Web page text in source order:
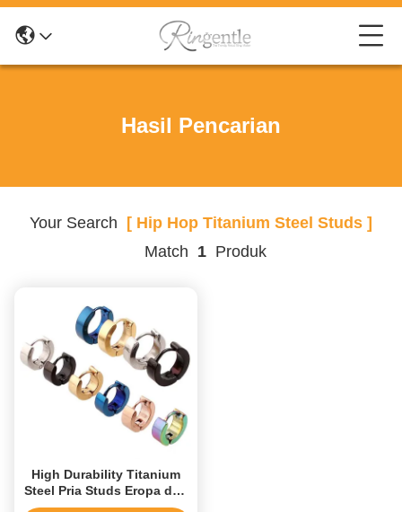
Hasil Pencarian
Your Search [ Hip Hop Titanium Steel Studs ]
Match 1 Produk
High Durability Titanium
Steel Pria Studs Eropa dan
Amerika Fashion untuk